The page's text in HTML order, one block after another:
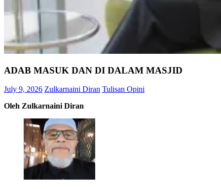
ADAB MASUK DAN DI DALAM MASJID
July 9, 2026 Zulkarnaini Diran Tulisan Opini
Oleh Zulkarnaini Diran